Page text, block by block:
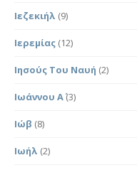
Ιεζεκιήλ (9)
Ιερεμίας (12)
Ιησούς Του Ναυή (2)
Ιωάννου Α΄(3)
Ιώβ (8)
Ιωήλ (2)